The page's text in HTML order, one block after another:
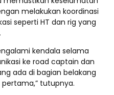
melakukan koordinasi
seperti HT dan rig yang
kendala selama
ke road captain dan
ada di bagian belakang
tutupnya.